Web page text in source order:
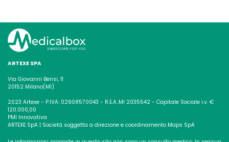
ARTEXE SPA
Via Giovanni Bensi, 11
20152 Milano(MI)
2023 Artexe - P.IVA: 02908570043 - R.E.A.:MI 2035542 - Capitale Sociale i.v. €
120.000,00
PMI Innovativa
ARTEXE SpA | Società soggetta a direzione e coordinamento Maps SpA